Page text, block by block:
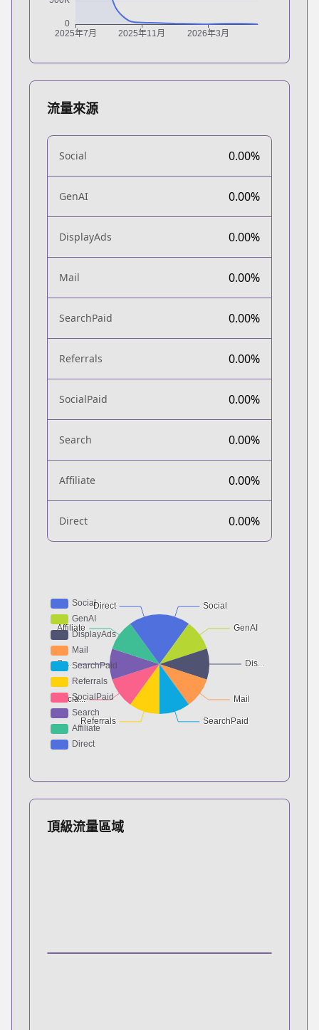
流量來源
Social 0.00%
GenAI 0.00%
DisplayAds 0.00%
Mail 0.00%
SearchPaid 0.00%
Referrals 0.00%
SocialPaid 0.00%
Search 0.00%
Affiliate 0.00%
Direct 0.00%
頂級流量區域